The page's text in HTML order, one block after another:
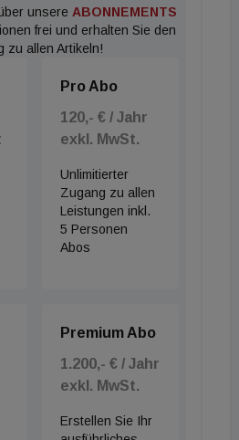
unsere ABONNEMENTS
frei und erhalten Sie den
zu allen Artikeln!
Pro Abo
120,- € / Jahr
exkl. MwSt.
Unlimitierter
Zugang zu allen
Leistungen inkl.
5 Personen
Abos
Premium Abo
1.200,- € / Jahr
exkl. MwSt.
Erstellen Sie Ihr